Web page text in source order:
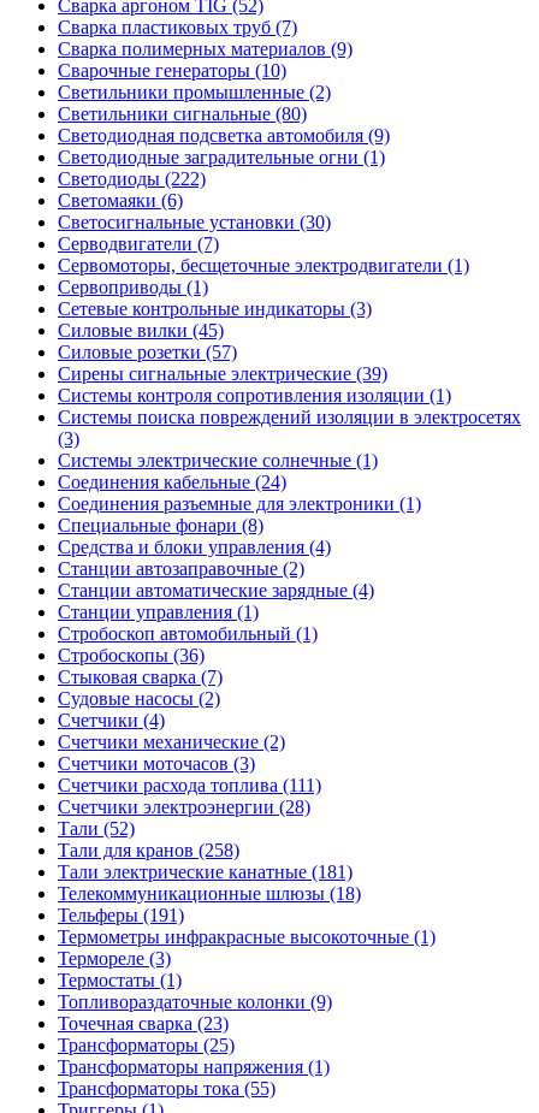
Сварка аргоном TIG (52)
Сварка пластиковых труб (7)
Сварка полимерных материалов (9)
Сварочные генераторы (10)
Светильники промышленные (2)
Светильники сигнальные (80)
Светодиодная подсветка автомобиля (9)
Светодиодные заградительные огни (1)
Светодиоды (222)
Светомаяки (6)
Светосигнальные установки (30)
Серводвигатели (7)
Сервомоторы, бесщеточные электродвигатели (1)
Сервоприводы (1)
Сетевые контрольные индикаторы (3)
Силовые вилки (45)
Силовые розетки (57)
Сирены сигнальные электрические (39)
Системы контроля сопротивления изоляции (1)
Системы поиска повреждений изоляции в электросетях
(3)
Системы электрические солнечные (1)
Соединения кабельные (24)
Соединения разъемные для электроники (1)
Специальные фонари (8)
Средства и блоки управления (4)
Станции автозаправочные (2)
Станции автоматические зарядные (4)
Станции управления (1)
Стробоскоп автомобильный (1)
Стробоскопы (36)
Стыковая сварка (7)
Судовые насосы (2)
Счетчики (4)
Счетчики механические (2)
Счетчики моточасов (3)
Счетчики расхода топлива (111)
Счетчики электроэнергии (28)
Тали (52)
Тали для кранов (258)
Тали электрические канатные (181)
Телекоммуникационные шлюзы (18)
Тельферы (191)
Термометры инфракрасные высокоточные (1)
Термореле (3)
Термостаты (1)
Топливораздаточные колонки (9)
Точечная сварка (23)
Трансформаторы (25)
Трансформаторы напряжения (1)
Трансформаторы тока (55)